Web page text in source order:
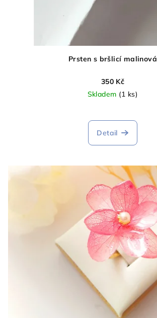
Prsten s bršlicí malinová
350 Kč
Skladem (1 ks)
Detail